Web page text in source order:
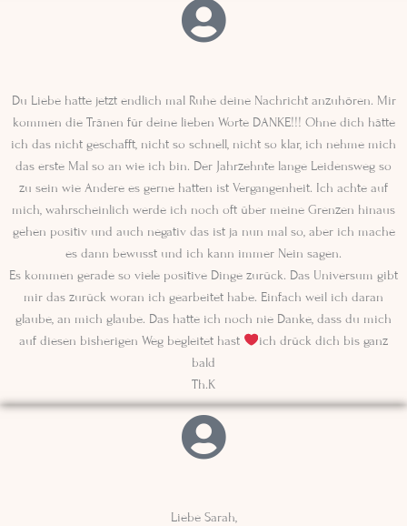
Du Liebe hatte jetzt endlich mal Ruhe deine Nachricht anzuhören. Mir
kommen die Tränen für deine lieben Worte DANKE!!! Ohne dich hätte
ich das nicht geschafft, nicht so schnell, nicht so klar, ich nehme mich
das erste Mal so an wie ich bin. Der Jahrzehnte lange Leidensweg so
zu sein wie Andere es gerne hatten ist Vergangenheit. Ich achte auf
mich, wahrscheinlich werde ich noch oft über meine Grenzen hinaus
gehen positiv und auch negativ das ist ja nun mal so, aber ich mache
es dann bewusst und ich kann immer Nein sagen.
Es kommen gerade so viele positive Dinge zurück. Das Universum gibt
mir das zurück woran ich gearbeitet habe. Einfach weil ich daran
glaube, an mich glaube. Das hatte ich noch nie Danke, dass du mich
auf diesen bisherigen Weg begleitet hast
ich drück dich bis ganz
bald
Th.K
Liebe Sarah,